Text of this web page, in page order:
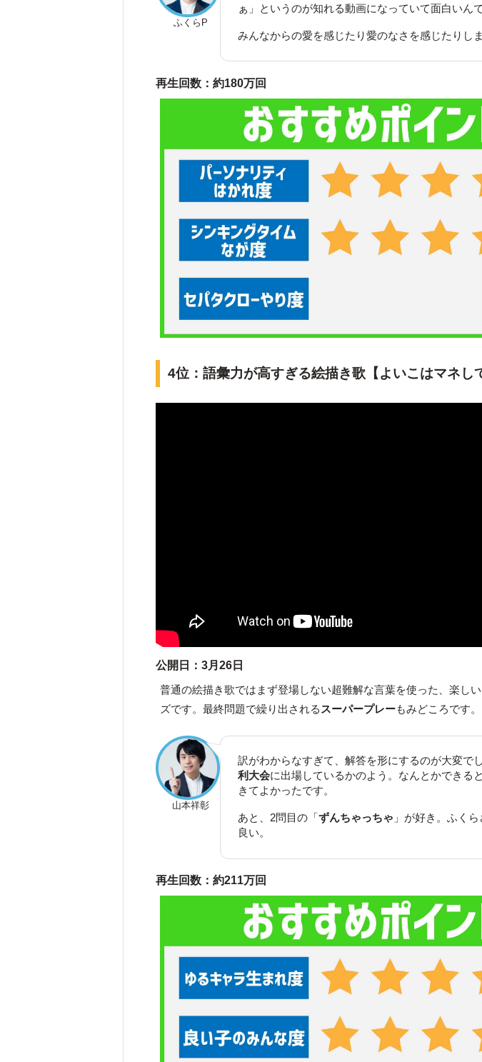
ふくらP
ぁ」というのが知れる動画になっていて面白いん
みんなからの愛を感じたり愛のなさを感じたりしま
再生回数：約180万回
4位：語彙力が高すぎる絵描き歌【よいこはマネし
公開日：3月26日
普通の絵描き歌ではまず登場しない超難解な言葉を使った、楽し
ズです。最終問題で繰り出されるスーパープレーもみどころです。
山本祥彰
訳がわからなすぎて、解答を形にするのが大変で
利大会に出場しているかのよう。なんとかできる
きてよかったです。
あと、2問目の「ずんちゃっちゃ 」が好き。ふく
良い。
再生回数：約211万回